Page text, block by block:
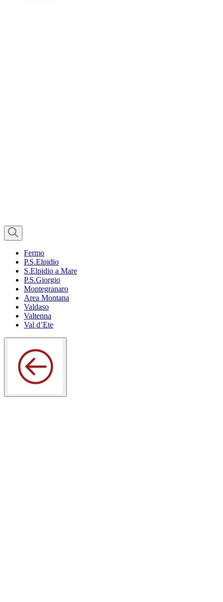
Fermo
P.S.Elpidio
S.Elpidio a Mare
P.S.Giorgio
Montegranaro
Area Montana
Valdaso
Valtenna
Val d’Ete